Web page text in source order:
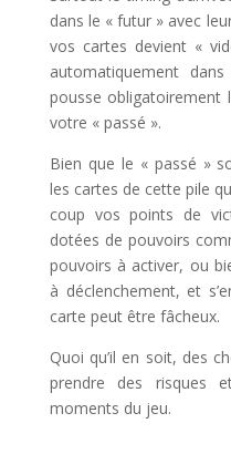
dans le « futur » avec
vos cartes devient «
automatiquement
pousse obligatoirement
votre « passé ».
Bien que le « passé »
les cartes de cette pile
coup vos points de
dotées de pouvoirs
pouvoirs à activer, ou
à déclenchement, et
carte peut être fâcheux.
Quoi qu’il en soit, des
prendre des risques
moments du jeu.